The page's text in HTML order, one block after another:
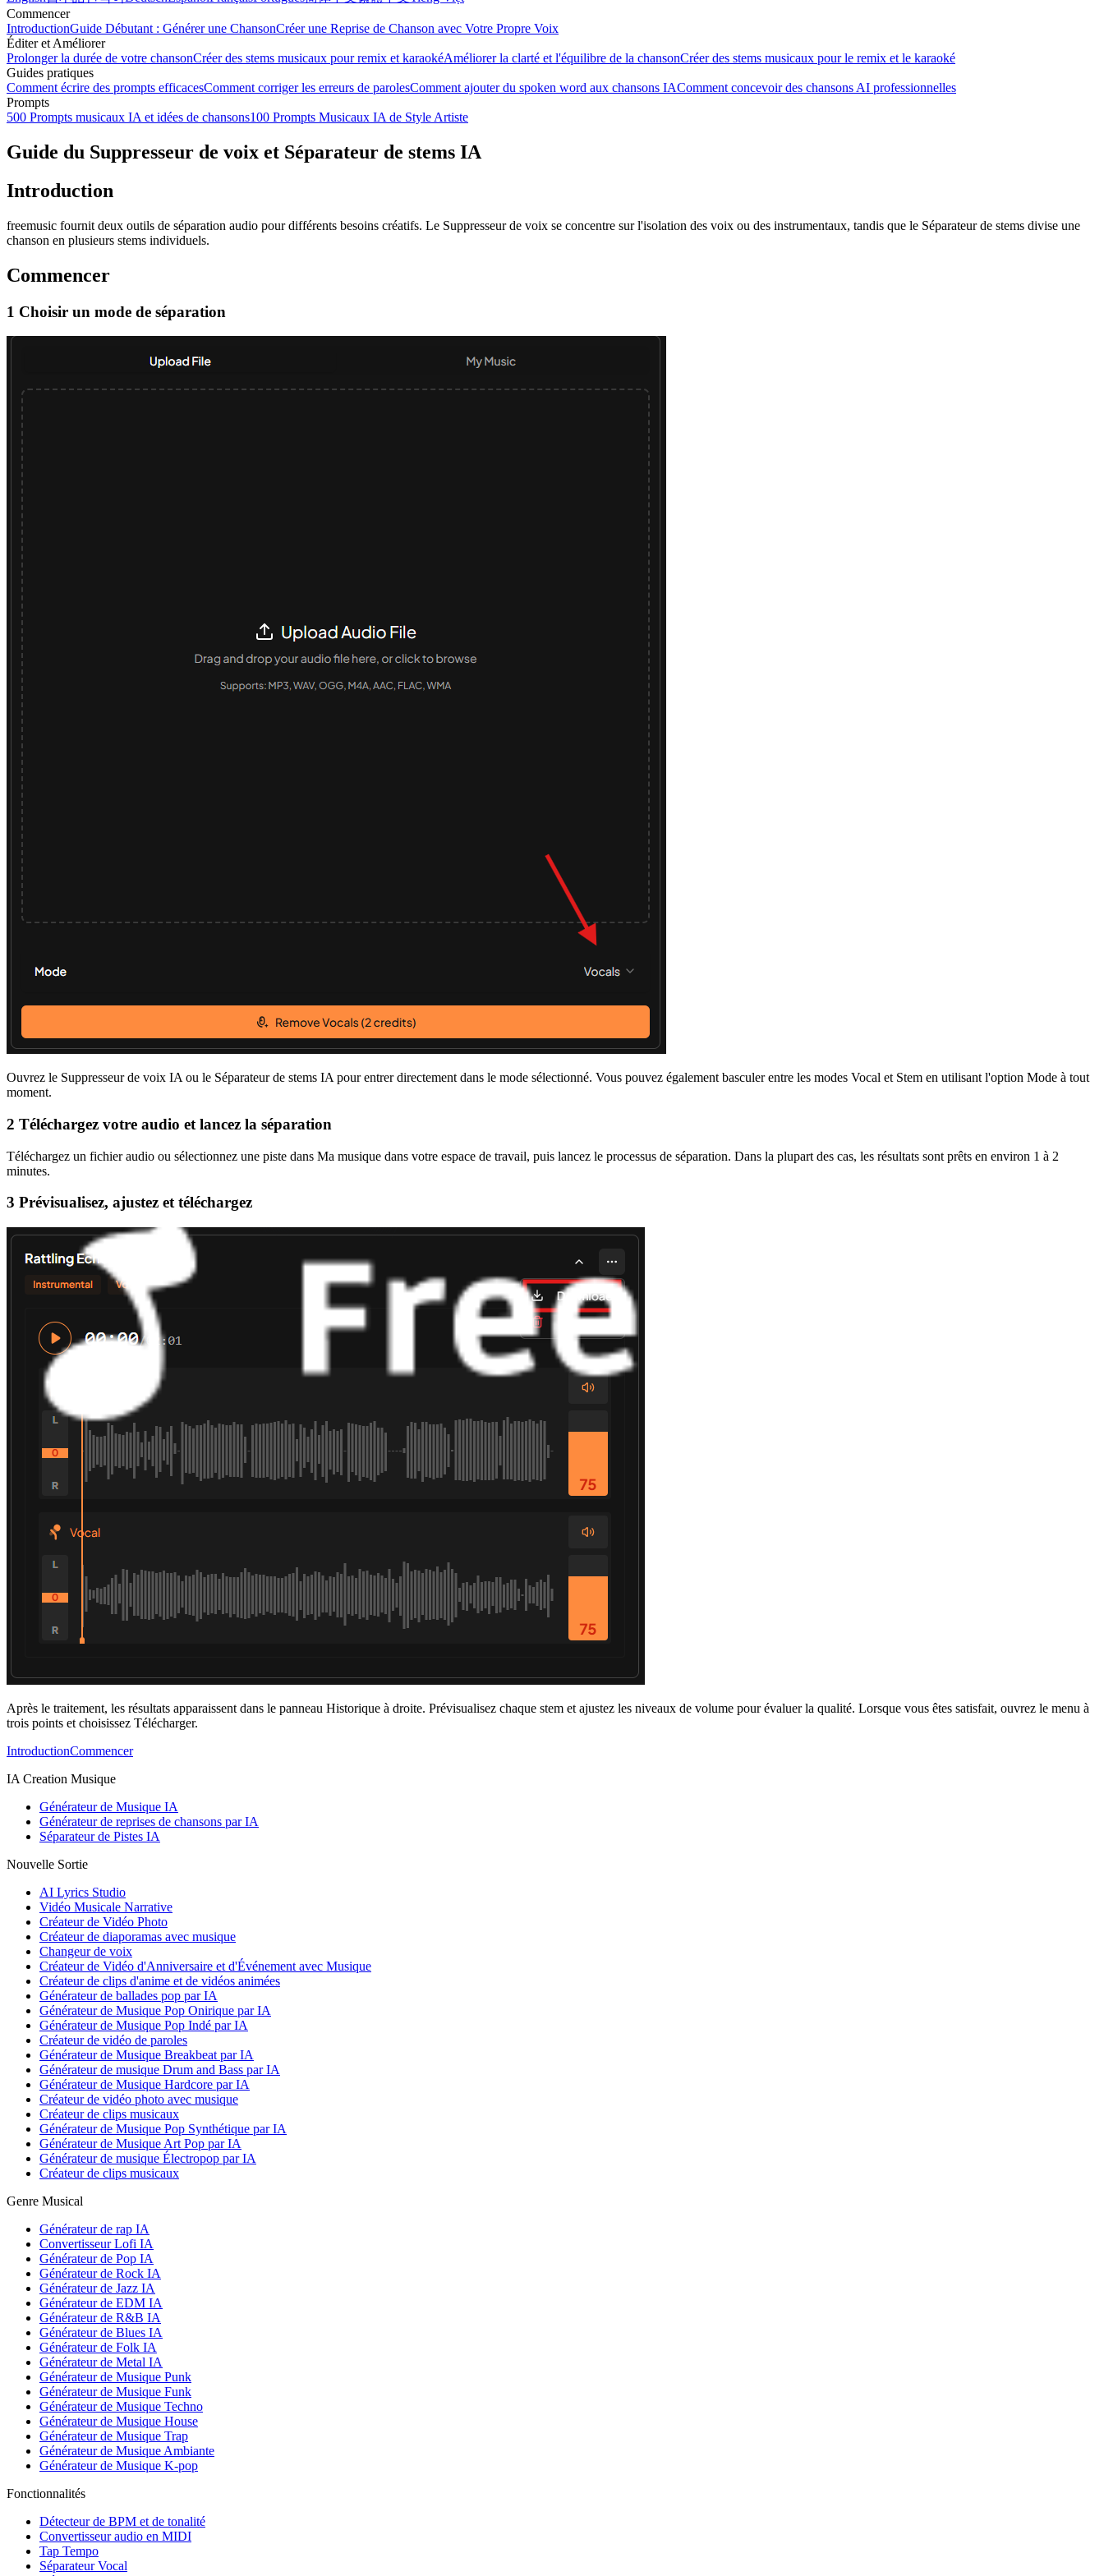
Commencer
IntroductionGuide Débutant : Générer une ChansonCréer une Reprise de Chanson avec Votre Propre Voix
Éditer et Améliorer
Prolonger la durée de votre chansonCréer des stems musicaux pour remix et karaokéAméliorer la clarté et l'équilibre de la chansonCréer des stems musicaux pour le remix et le karaoké
Guides pratiques
Comment écrire des prompts efficacesComment corriger les erreurs de parolesComment ajouter du spoken word aux chansons IAComment concevoir des chansons AI professionnelles
Prompts
500 Prompts musicaux IA et idées de chansons100 Prompts Musicaux IA de Style Artiste
Guide du Suppresseur de voix et Séparateur de stems IA
Introduction
freemusic fournit deux outils de séparation audio pour différents besoins créatifs. Le Suppresseur de voix se concentre sur l'isolation des voix ou des instrumentaux, tandis que le Séparateur de stems divise une
chanson en plusieurs stems individuels.
Commencer
1 Choisir un mode de séparation
Ouvrez le Suppresseur de voix IA ou le Séparateur de stems IA pour entrer directement dans le mode sélectionné. Vous pouvez également basculer entre les modes Vocal et Stem en utilisant l'option Mode à tout
moment.
2 Téléchargez votre audio et lancez la séparation
Téléchargez un fichier audio ou sélectionnez une piste dans Ma musique dans votre espace de travail, puis lancez le processus de séparation. Dans la plupart des cas, les résultats sont prêts en environ 1 à 2
minutes.
3 Prévisualisez, ajustez et téléchargez
Après le traitement, les résultats apparaissent dans le panneau Historique à droite. Prévisualisez chaque stem et ajustez les niveaux de volume pour évaluer la qualité. Lorsque vous êtes satisfait, ouvrez le menu à
trois points et choisissez Télécharger.
IntroductionCommencer
IA Creation Musique
Générateur de Musique IA
Générateur de reprises de chansons par IA
Séparateur de Pistes IA
Nouvelle Sortie
AI Lyrics Studio
Vidéo Musicale Narrative
Créateur de Vidéo Photo
Créateur de diaporamas avec musique
Changeur de voix
Créateur de Vidéo d'Anniversaire et d'Événement avec Musique
Créateur de clips d'anime et de vidéos animées
Générateur de ballades pop par IA
Générateur de Musique Pop Onirique par IA
Générateur de Musique Pop Indé par IA
Créateur de vidéo de paroles
Générateur de Musique Breakbeat par IA
Générateur de musique Drum and Bass par IA
Générateur de Musique Hardcore par IA
Créateur de vidéo photo avec musique
Créateur de clips musicaux
Générateur de Musique Pop Synthétique par IA
Générateur de Musique Art Pop par IA
Générateur de musique Électropop par IA
Créateur de clips musicaux
Genre Musical
Générateur de rap IA
Convertisseur Lofi IA
Générateur de Pop IA
Générateur de Rock IA
Générateur de Jazz IA
Générateur de EDM IA
Générateur de R&B IA
Générateur de Blues IA
Générateur de Folk IA
Générateur de Metal IA
Générateur de Musique Punk
Générateur de Musique Funk
Générateur de Musique Techno
Générateur de Musique House
Générateur de Musique Trap
Générateur de Musique Ambiante
Générateur de Musique K-pop
Fonctionnalités
Détecteur de BPM et de tonalité
Convertisseur audio en MIDI
Tap Tempo
Séparateur Vocal